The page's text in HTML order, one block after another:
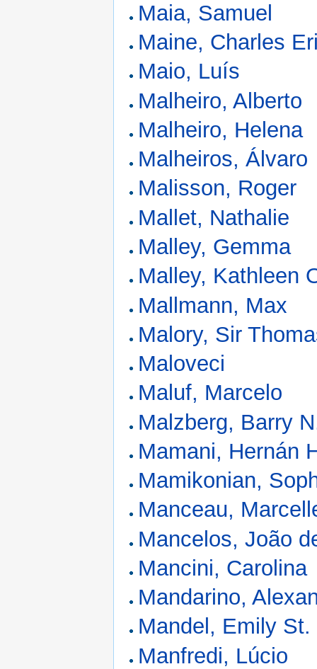
Maia, Samuel
Maine, Charles
Maio, Luís
Malheiro, Alberto
Malheiro, Helena
Malheiros, Álvaro
Malisson, Roger
Mallet, Nathalie
Malley, Gemma
Malley, Kathleen
Mallmann, Max
Malory, Sir
Maloveci
Maluf, Marcelo
Malzberg, Barry
Mamani, Hernán
Mamikonian,
Manceau,
Mancelos, João
Mancini, Carolina
Mandarino,
Mandel, Emily St.
Manfredi, Lúcio